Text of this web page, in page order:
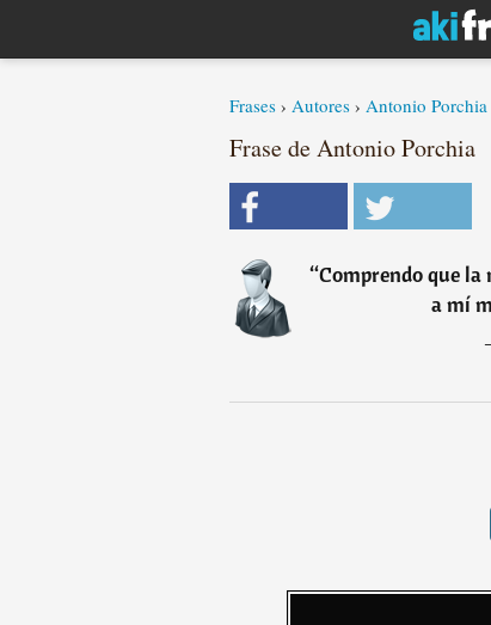
Frases › Autores › Antonio Porchia
Frase de Antonio Porchia
“Comprendo que la
a mí